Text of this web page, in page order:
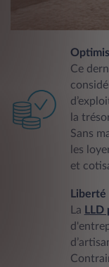
Ce
la
Sans
les
et
Liberté
La LLD